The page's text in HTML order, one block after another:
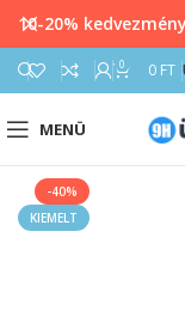
0 0 FT
MENÜ
-40%
KIEMELT
10-20%